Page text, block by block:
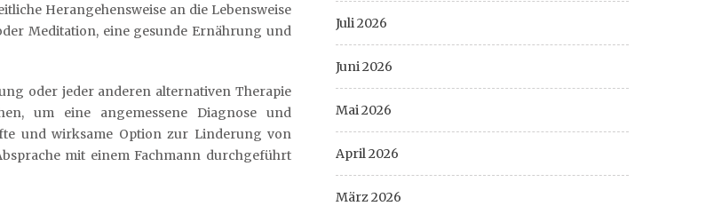
Herangehensweise an die Lebensweise
Meditation, eine gesunde Ernährung und
oder jeder anderen alternativen Therapie
um eine angemessene Diagnose und
und wirksame Option zur Linderung von
mit einem Fachmann durchgeführt
Juli 2026
Juni 2026
Mai 2026
April 2026
März 2026